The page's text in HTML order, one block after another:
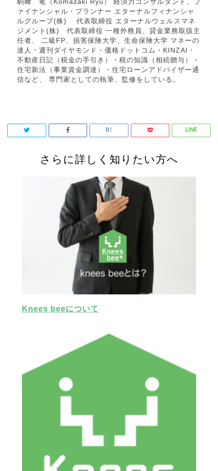
駒﨑 竜（Komazaki Ryu） 経済力コンサルタント、フ
ァイナンシャル・プランナー エターナルフィナンシャ
ルグループ(株) 代表取締役 エターナルウェルスマネ
ジメント(株) 代表取締役 一種外務員、貸金業務取扱主
任者、 二級FP、損害保険大学、生命保険大学 マネーの
達人・週刊ダイヤモンド・価格ドットコム・KINZAI・
不動産日記（税金の手引き）・税の知識（相続贈与）・
住宅新法（事業資金調達）・住宅ローンアドバイザー通
信など、 専門家としての執筆、監修をしている。
さらに詳しく知りたい方へ
Knees beeについて